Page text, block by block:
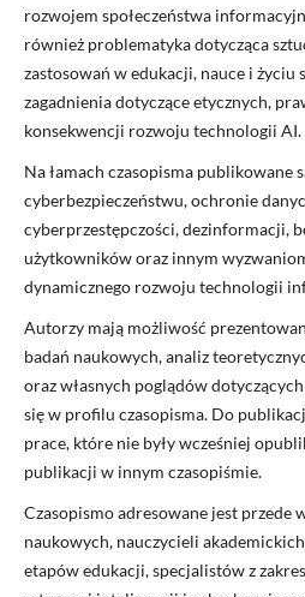
rozwojem społeczeństwa
również problematyka dotycząca
zastosowań w edukacji, nauce i życiu
zagadnienia dotyczące etycznych,
konsekwencji rozwoju technologii AI.
Na łamach czasopisma publikowane
cyberbezpieczeństwu, ochronie
cyberprzestępczości, dezinformacji,
użytkowników oraz innym
dynamicznego rozwoju technologii
Autorzy mają możliwość
badań naukowych, analiz
oraz własnych poglądów
się w profilu czasopisma. Do
prace, które nie były wcześniej
publikacji w innym czasopiśmie.
Czasopismo adresowane jest przede
naukowych, nauczycieli
etapów edukacji, specjalistów z